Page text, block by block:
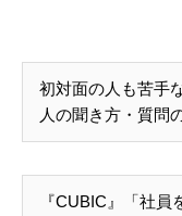
初対面の人も苦手
人の聞き方・質問
『CUBIC』「社